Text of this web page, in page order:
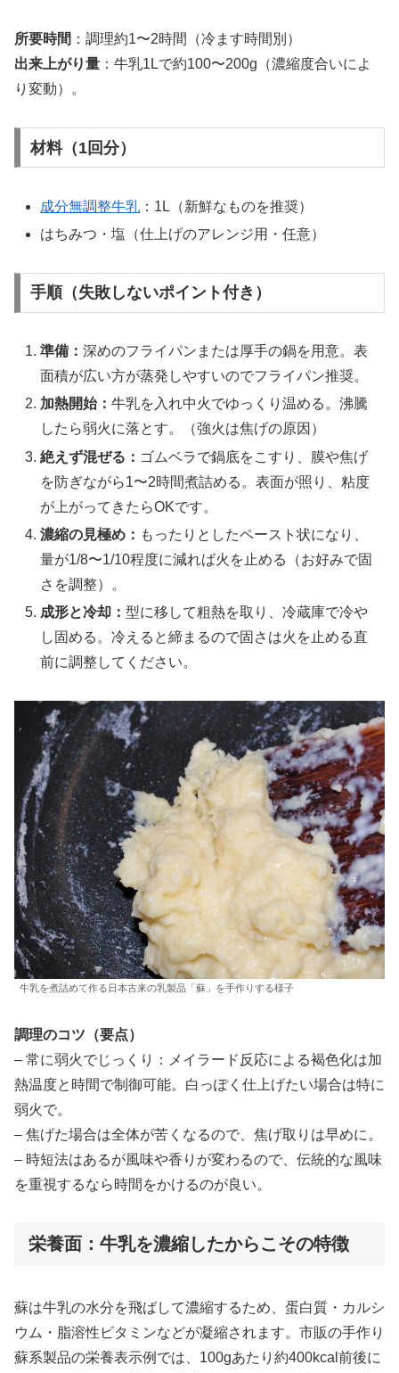
所要時間 ：調理約1〜2時間（冷ます時間別）
出来上がり量 ：牛乳1Lで約100〜200g（濃縮度合いによ
り変動）。
材料（1回分）
成分無調整牛乳 ：1L（新鮮なものを推奨）
はちみつ・塩（仕上げのアレンジ用・任意）
手順（失敗しないポイント付き）
準備：深めのフライパンまたは厚手の鍋を用意。表
面積が広い方が蒸発しやすいのでフライパン推奨。
加熱開始：牛乳を入れ中火でゆっくり温める。沸騰
したら弱火に落とす。（強火は焦げの原因）
絶えず混ぜる： ゴムベラで鍋底をこすり、膜や焦げ
を防ぎながら1〜2時間煮詰める。表面が照り、粘度
が上がってきたらOKです。
濃縮の見極め： もったりとしたペースト状になり、
量が1/8〜1/10程度に減れば火を止める（お好みで固
さを調整）。
成形と冷却：型に移して粗熱を取り、冷蔵庫で冷や
し固める。冷えると締まるので固さは火を止める直
前に調整してください。
牛乳を煮詰めて作る日本古来の乳製品「蘇」を手作りする様子
調理のコツ（要点）
– 常に弱火でじっくり：メイラード反応による褐色化は加
熱温度と時間で制御可能。白っぽく仕上げたい場合は特に
弱火で。
– 焦げた場合は全体が苦くなるので、焦げ取りは早めに。
– 時短法はあるが風味や香りが変わるので、伝統的な風味
を重視するなら時間をかけるのが良い。
栄養面：牛乳を濃縮したからこその特徴
蘇は牛乳の水分を飛ばして濃縮するため、蛋白質・カルシ
ウム・脂溶性ビタミンなどが凝縮されます。市販の手作り
蘇系製品の栄養表示例では、100gあたり約400kcal前後に